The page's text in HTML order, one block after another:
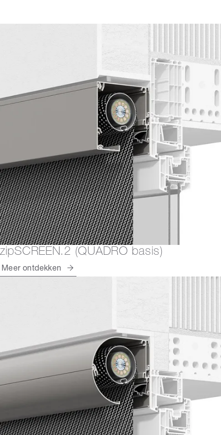
zipSCREEN.2 (QUADRO basis)
Meer ontdekken